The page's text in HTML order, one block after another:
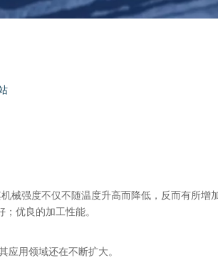
械强度不仅不随温度升高而降低，反而有所
优良的加工性能。
应用领域还在不断扩大。